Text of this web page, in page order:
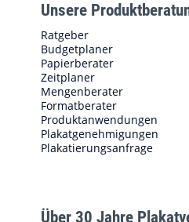
Unsere
Ratgeber
Budgetplaner
Papierberater
Zeitplaner
Mengenberater
Formatberater
Produktanwendungen
Plakatgenehmigungen
Plakatierungsanfrage
Über 30 Jahre